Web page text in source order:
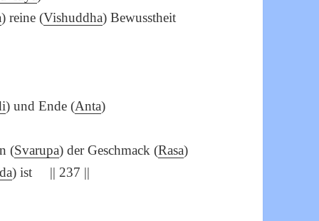
) reine (Vishuddha) Bewusstheit
) und Ende (Anta)
(Svarupa) der Geschmack (Rasa)
) ist || 237 ||